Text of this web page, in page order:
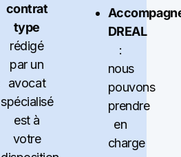
contrat
type
rédigé
par un
avocat
spécialisé
est à
votre
DREAL
:
nous
pouvons
prendre
en
charge